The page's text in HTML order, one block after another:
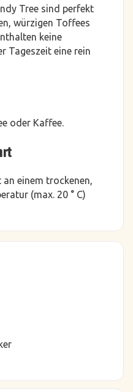
Tree sind perfekt
würzigen Toffees
keine
Tageszeit eine rein
oder Kaffee.
einem trockenen,
(max. 20 ° C)